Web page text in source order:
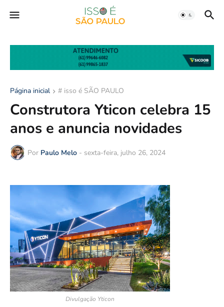
Página inicial # isso é SÃO PAULO
Construtora Yticon celebra 15
anos e anuncia novidades
Por Paulo Melo - sexta-feira, julho 26, 2024
Divulgação Yticon